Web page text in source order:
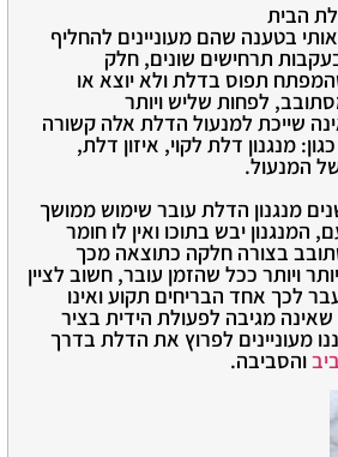
הבית
בטענה שהם מעוניינים להחליף
תרחישים שונים, חלק
תפוס בדלת ולא יוצא או
לפחות שליש ויותר
שייכת למנעול הדלת אלה קשורה
מנגנון דלת לקוי, איזון דלת,
המנעול.
מנגנון הדלת עובר שימוש ממושך
המנגנון יבש בתוכו ואין לו חומר
בצורה חלקה כתוצאה מכך
ויותר ככל שהזמן עובר, חשוב לציין
לכך אחד הבריחים תקוע ואינו
מגיבה לפעולת הידית בציר
מעוניינים לפרוץ את הדלת בדרך
והסביבה.